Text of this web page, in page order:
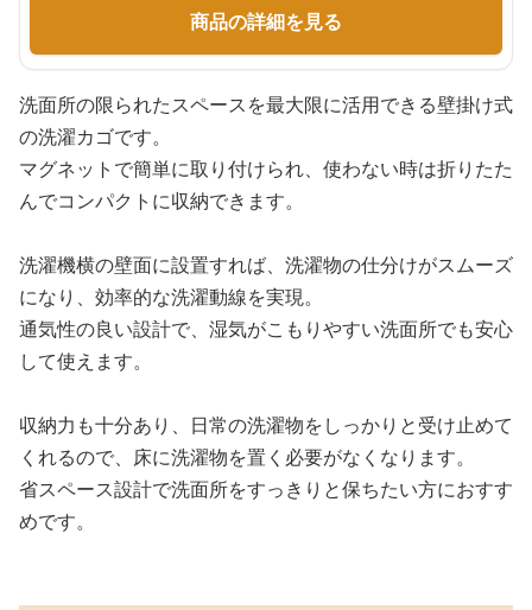
商品の詳細を見る
洗面所の限られたスペースを最大限に活用できる壁掛け式
の洗濯カゴです。
マグネットで簡単に取り付けられ、使わない時は折りたた
んでコンパクトに収納できます。
洗濯機横の壁面に設置すれば、洗濯物の仕分けがスムーズ
になり、効率的な洗濯動線を実現。
通気性の良い設計で、湿気がこもりやすい洗面所でも安心
して使えます。
収納力も十分あり、日常の洗濯物をしっかりと受け止めて
くれるので、床に洗濯物を置く必要がなくなります。
省スペース設計で洗面所をすっきりと保ちたい方におすす
めです。